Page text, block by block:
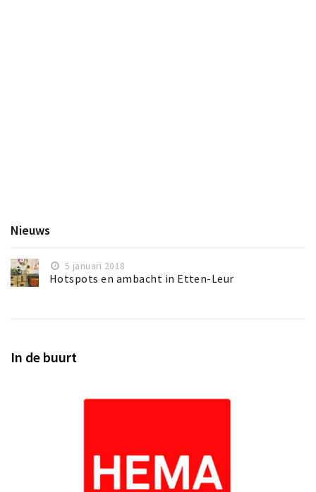
Nieuws
5 januari 2018
Hotspots en ambacht in Etten-Leur
In de buurt